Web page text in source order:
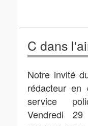
C dans
Notre invité
rédacteur en
service
Vendredi